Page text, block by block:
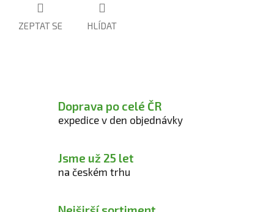
ZEPTAT SE HLÍDAT
Doprava po celé ČR
expedice v den objednávky
Jsme už 25 let
na českém trhu